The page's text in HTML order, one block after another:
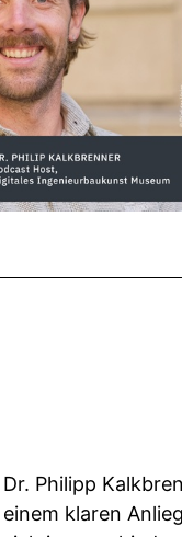
Dr. Philipp
einem klaren